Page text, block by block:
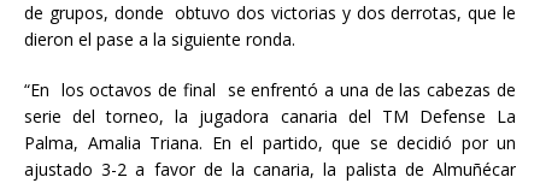
de grupos, donde obtuvo dos victorias y dos derrotas, que le
dieron el pase a la siguiente ronda.
“En los octavos de final se enfrentó a una de las cabezas de
serie del torneo, la jugadora canaria del TM Defense La
Palma, Amalia Triana. En el partido, que se decidió por un
ajustado 3-2 a favor de la canaria, la palista de Almuñécar